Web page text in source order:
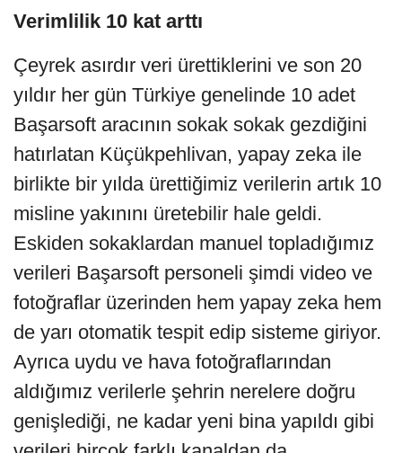
Verimlilik 10 kat arttı
Çeyrek asırdır veri ürettiklerini ve son 20
yıldır her gün Türkiye genelinde 10 adet
Başarsoft aracının sokak sokak gezdiğini
hatırlatan Küçükpehlivan, yapay zeka ile
birlikte bir yılda ürettiğimiz verilerin artık 10
misline yakınını üretebilir hale geldi.
Eskiden sokaklardan manuel topladığımız
verileri Başarsoft personeli şimdi video ve
fotoğraflar üzerinden hem yapay zeka hem
de yarı otomatik tespit edip sisteme giriyor.
Ayrıca uydu ve hava fotoğraflarından
aldığımız verilerle şehrin nerelere doğru
genişlediği, ne kadar yeni bina yapıldı gibi